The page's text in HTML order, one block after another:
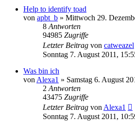
Help to identify toad
von apbt_b » Mittwoch 29.
8 Antworten
94985 Zugriffe
Letzter Beitrag von catweazel
Sonntag 7. August 2011,
Was bin ich
von Alexa1 » Samstag 6. August
2 Antworten
43475 Zugriffe
Letzter Beitrag von Alexa1
Sonntag 7. August 2011,